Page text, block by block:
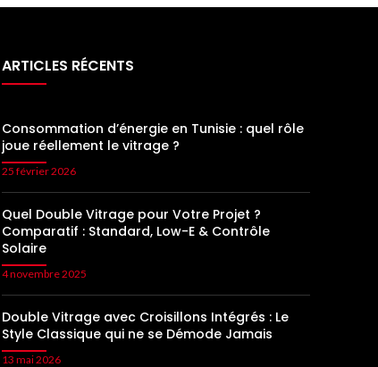
ARTICLES RÉCENTS
Consommation d’énergie en Tunisie : quel rôle
joue réellement le vitrage ?
25 février 2026
Quel Double Vitrage pour Votre Projet ?
Comparatif : Standard, Low-E & Contrôle
Solaire
4 novembre 2025
Double Vitrage avec Croisillons Intégrés : Le
Style Classique qui ne se Démode Jamais
13 mai 2026